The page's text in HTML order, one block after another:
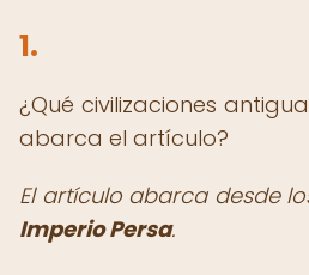
1.
¿Qué civilizaciones
abarca el artículo?
El artículo abarca desde
Imperio Persa.